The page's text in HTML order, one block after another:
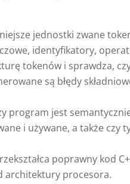
jednostki zwane
identyfikatory,
tokenów i sprawdza,
są błędy
program jest
i używane, a także czy
poprawny kod
architektury procesora.